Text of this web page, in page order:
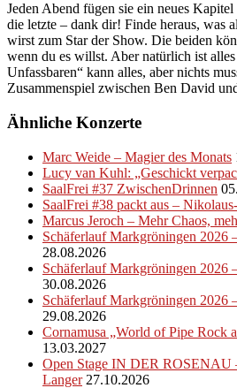
Jeden Abend fügen sie ein neues
die letzte – dank dir! Finde heraus, was
wirst zum Star der Show. Die beiden
wenn du es willst. Aber natürlich ist
Unfassbaren“ kann alles, aber nichts
Zusammenspiel zwischen Ben David
Ähnliche Konzerte
Marc Weide – Magier des Monats
Lucy van Kuhl: „Geschickt
SaalFrei #37 ZwischenDrinnen
SaalFrei #38 packt aus –
Marcus Jeroch – Mehr Chaos,
Schäferlauf Markgröningen 2026
28.08.2026
Schäferlauf Markgröningen 2026
30.08.2026
Schäferlauf Markgröningen 2026
29.08.2026
Cornamusa „World of Pipe Rock
13.03.2027
Open Stage IN DER ROSENAU
Langer 27.10.2026